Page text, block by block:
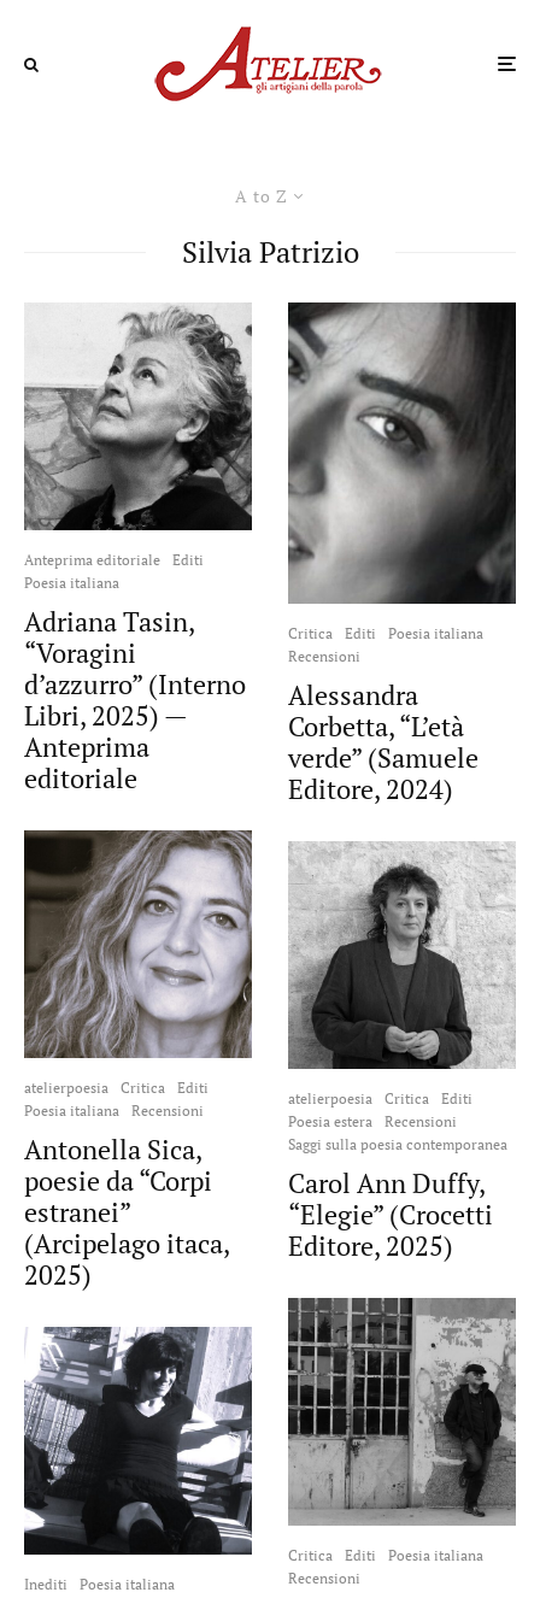
A to Z
Silvia Patrizio
Anteprima editoriale
Editi
Poesia italiana
Adriana Tasin,
“Voragini
d’azzurro” (Interno
Libri, 2025) —
Anteprima
editoriale
atelierpoesia Critica
Editi
Poesia italiana
Recensioni
Antonella Sica,
poesie da “Corpi
estranei”
(Arcipelago itaca,
2025)
Inediti Poesia italiana
Critica Editi
Poesia italiana
Recensioni
Alessandra
Corbetta, “L’età
verde” (Samuele
Editore, 2024)
atelierpoesia Critica
Editi
Poesia estera
Recensioni
Saggi sulla poesia contemporanea
Carol Ann Duffy,
“Elegie” (Crocetti
Editore, 2025)
Critica Editi
Poesia italiana
Recensioni